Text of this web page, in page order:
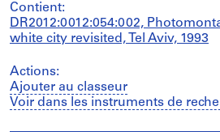
Contient:
DR2012:0012:054:002,
white city revisited, Tel Aviv, 1993
Actions:
Ajouter au classeur
Voir dans les instruments de